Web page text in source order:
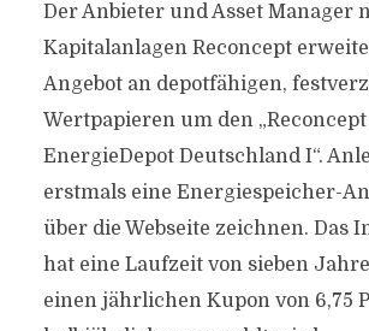
Der Anbieter und Asset Manager
Kapitalanlagen Reconcept
Angebot an depotfähigen,
Wertpapieren um den „Reconcept
EnergieDepot Deutschland I“.
erstmals eine Energiespeicher-
über die Webseite zeichnen. Das
hat eine Laufzeit von sieben
einen jährlichen Kupon von 6,75